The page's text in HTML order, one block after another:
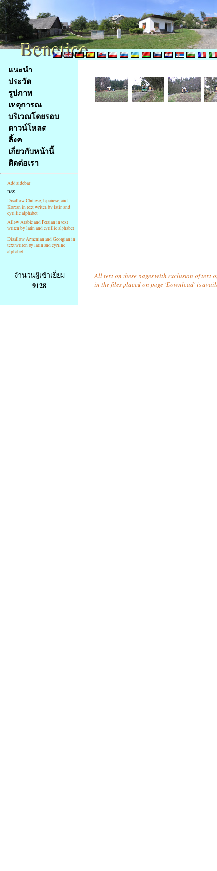
obsah
stránky
Klávesové
zkratky
tomto
webu
základní
Hlavní
strana
แนะนำ
ประวัต
รูปภาพ
เหตุการณ
บริเวณโดยรอบ
ดาวน์โหลด
ลิ้งค
เกี่ยวกับหน้านี้
ติดต่อเรา
Add sidebar
RSS
Disallow Chinese, Japanese, and
Korean in text writen by latin and
cyrillic alphabet
Allow Arabic and Persian in text
writen by latin and cyrillic alphabet
Disallow Armenian and Georgian in
text writen by latin and cyrillic
alphabet
จำนวนผู้เข้าเยี่ยม
9128
All text on these pages with exclusion of text
in the files placed on page 'Download' is
Benetice
Benetice